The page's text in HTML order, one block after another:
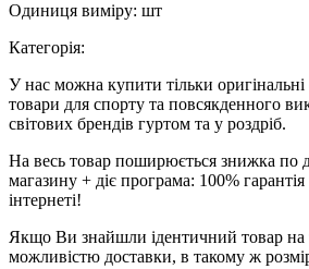
Одиниця виміру: шт
Категорія:
У нас можна купити тільки оригінальні
товари для спорту та повсякденного
світових брендів гуртом та у роздріб.
На весь товар поширюється знижка по
магазину + діє програма: 100%
інтернеті!
Якщо Ви знайшли ідентичний товар на
можливістю доставки, в такому ж